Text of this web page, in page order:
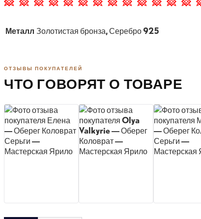
Металл Золотистая бронза, Серебро 925
ОТЗЫВЫ ПОКУПАТЕЛЕЙ
ЧТО ГОВОРЯТ О ТОВАРЕ